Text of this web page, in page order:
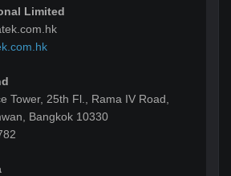
Limited
Tower, 25th Fl., Rama IV Road,
Bangkok 10330